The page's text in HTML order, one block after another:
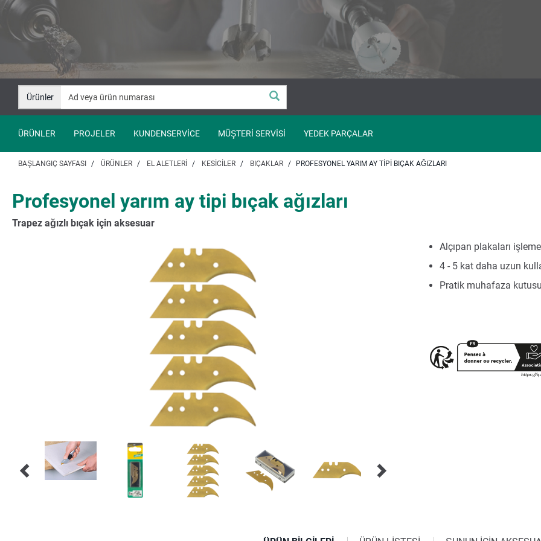
İçeriğe
Navigasyona
Ürünler
ÜRÜNLER PROJELER KUNDENSERVICE MÜŞTERI SERVISI YEDEK PARÇALAR
BAŞLANGIÇ SAYFASI ÜRÜNLER EL ALETLERI KESICILER BIÇAKLAR PROFESYONEL YARIM AY TIPI BIÇAK AĞIZLARI
Profesyonel yarım ay tipi bıçak ağızları
Trapez ağızlı bıçak için aksesuar
Alçıpan plakaları
4 - 5 kat daha uzun
Pratik muhafaza